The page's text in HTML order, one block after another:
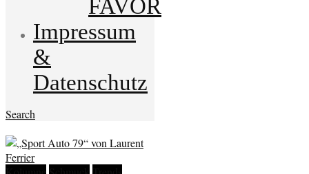
FAVOR
Impressum
&
Datenschutz
Search